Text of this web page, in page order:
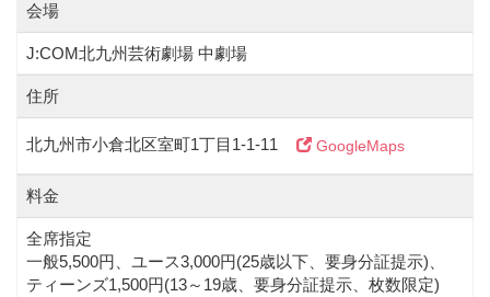
会場
J:COM北九州芸術劇場 中劇場
住所
北九州市小倉北区室町1丁目1-1-11 GoogleMaps
料金
全席指定
一般5,500円、ユース3,000円(25歳以下、要身分証提示)、
ティーンズ1,500円(13～19歳、要身分証提示、枚数限定)